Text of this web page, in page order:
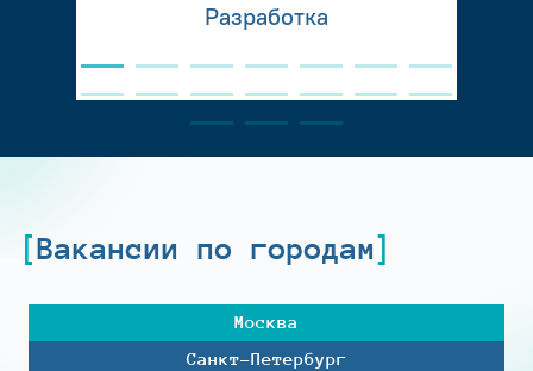
Разработка
Вакансии по городам
Москва
Санкт-Петербург